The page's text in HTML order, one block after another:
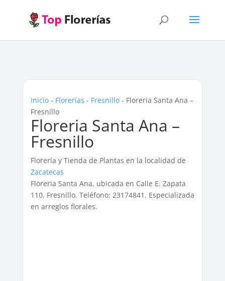
Inicio- Florerías - Fresnillo- Floreria Santa Ana –
Fresnillo
Floreria Santa Ana –
Fresnillo
Florería y Tienda de Plantas en la localidad de
Zacatecas
Floreria Santa Ana, ubicada en Calle E. Zapata
110, Fresnillo. Teléfono: 23174841. Especializada
en arreglos florales.